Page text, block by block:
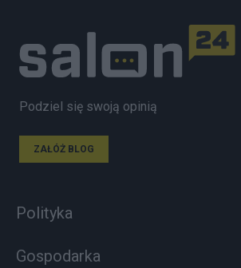
Podziel się swoją opinią
ZAŁÓŻ BLOG
Polityka
Gospodarka